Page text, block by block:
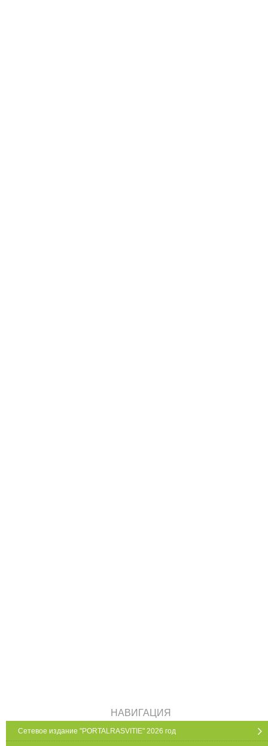
НАВИГАЦИЯ
Сетевое издание "PORTALRASVITIE" 2026 год